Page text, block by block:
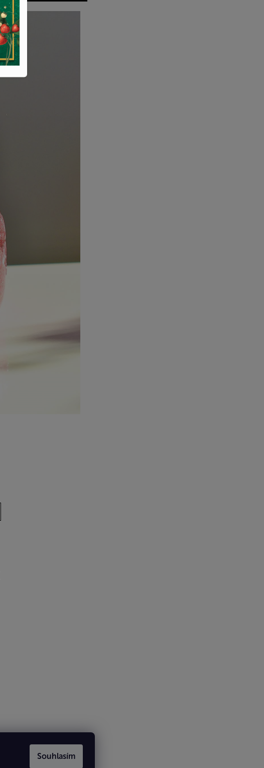
Souhlasím